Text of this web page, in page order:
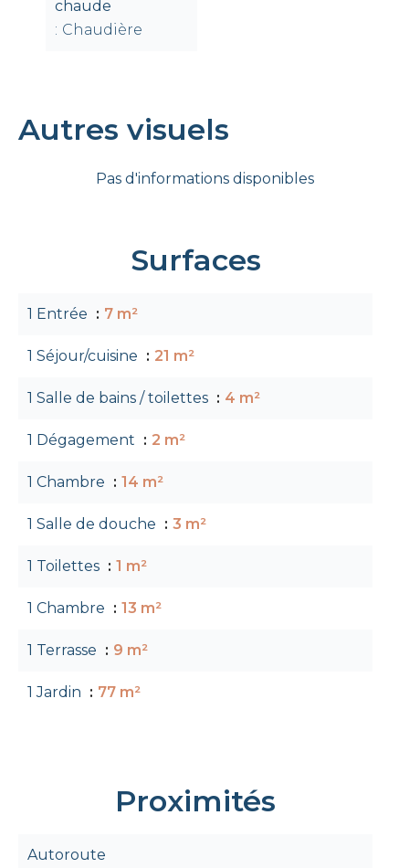
chaude
Chaudière
Autres visuels
Pas d'informations disponibles
Surfaces
1 Entrée 7 m²
1 Séjour/cuisine 21 m²
1 Salle de bains / toilettes 4 m²
1 Dégagement 2 m²
1 Chambre 14 m²
1 Salle de douche 3 m²
1 Toilettes 1 m²
1 Chambre 13 m²
1 Terrasse 9 m²
1 Jardin 77 m²
Proximités
Autoroute